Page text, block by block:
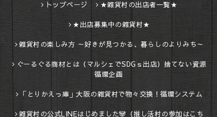
トップページ ★雑貨村の出店者一覧★
★出店募集中の雑貨村★
雑貨村の楽しみ方 ～好きが見つかる、暮らしのよりみち～
ぐーるぐる商材とは（マルシェでSDGｓ出店）捨てない資源
循環企画
「とりかえっ庫」大阪の雑貨村で物々交換！循環システム
雑貨村の公式LINEはじめました🐼（推し活村の参加はこち